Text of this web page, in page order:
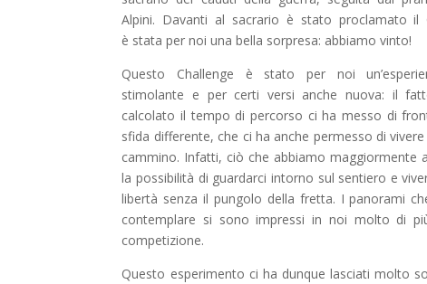
Alpini. Davanti al sacrario è stato proclamato il
è stata per noi una bella sorpresa: abbiamo vinto!
Questo Challenge è stato per noi
stimolante e per certi versi anche nuova: il
calcolato il tempo di percorso ci ha messo di
sfida differente, che ci ha anche permesso di
cammino. Infatti, ciò che abbiamo maggiormente
la possibilità di guardarci intorno sul sentiero e
libertà senza il pungolo della fretta. I panorami
contemplare si sono impressi in noi molto di
competizione.
Questo esperimento ci ha dunque lasciati molto